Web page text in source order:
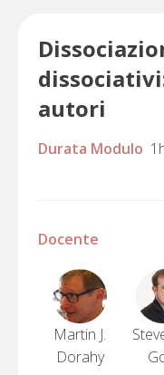
autori
Durata Modulo
Docente
Martin J.
Dorahy